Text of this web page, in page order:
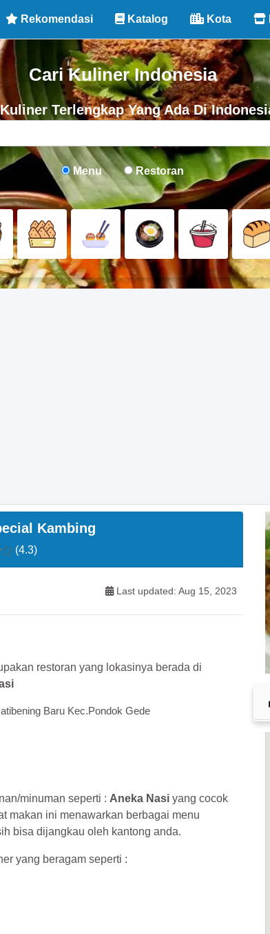
Rekomendasi Katalog Kota
Cari Kuliner Indonesia
Terlengkap Yang Ada Di
Menu Restoran
Kambing
(4.3)
Last updated: Aug 15, 2023
restoran yang lokasinya berada di
Baru Kec.Pondok Gede
minuman seperti : Aneka Nasi yang cocok
makan ini menawarkan berbagai menu
bisa dijangkau oleh kantong anda.
yang beragam seperti :